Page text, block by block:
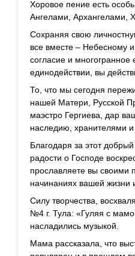
Хоровое пение есть
Ангелами, Архангелами,
Сохраняя свою
все вместе – Небесному
согласие и
единодействии, вы
То, что мы сегодня
нашей Матери, Русской
маэстро Гергиева, дар
наследию, хранителями и
Благодаря за этот
радости о Господе
прославляете вы своими
начинаниях вашей жизни
Силу творчества,
№4 г. Тула: «Гуляя с
насладились музыкой.
Мама рассказала, что